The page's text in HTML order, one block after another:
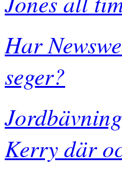
Har
seger?
Kerry där